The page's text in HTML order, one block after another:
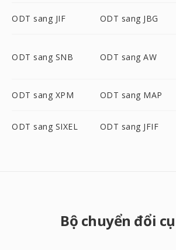
ODT sang JIF ODT sang JBG
ODT sang SNB ODT sang AW
ODT sang XPM ODT sang MAP
ODT sang SIXEL ODT sang JFIF
Bộ chuyển đổi